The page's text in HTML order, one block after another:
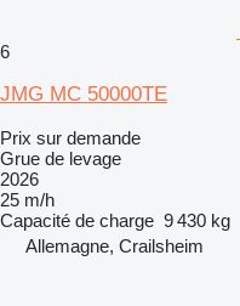
6
JMG MC 50000TE
Prix sur demande
Grue de levage
2026
25 m/h
Capacité de charge 9 430 kg
Allemagne, Crailsheim